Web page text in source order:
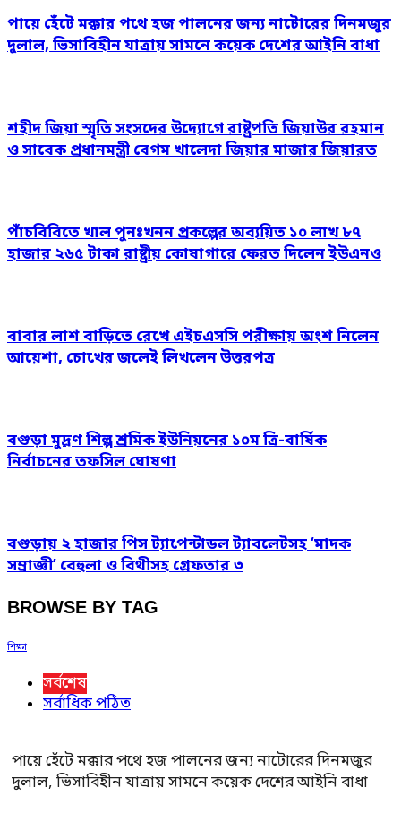
পায়ে হেঁটে মক্কার পথে হজ পালনের জন্য নাটোরের দিনমজুর
দুলাল, ভিসাবিহীন যাত্রায় সামনে কয়েক দেশের আইনি বাধা
শহীদ জিয়া স্মৃতি সংসদের উদ্যোগে রাষ্ট্রপতি জিয়াউর রহমান
ও সাবেক প্রধানমন্ত্রী বেগম খালেদা জিয়ার মাজার জিয়ারত
পাঁচবিবিতে খাল পুনঃখনন প্রকল্পের অব্যয়িত ১০ লাখ ৮৭
হাজার ২৬৫ টাকা রাষ্ট্রীয় কোষাগারে ফেরত দিলেন ইউএনও
বাবার লাশ বাড়িতে রেখে এইচএসসি পরীক্ষায় অংশ নিলেন
আয়েশা, চোখের জলেই লিখলেন উত্তরপত্র
বগুড়া মুদ্রণ শিল্প শ্রমিক ইউনিয়নের ১০ম ত্রি-বার্ষিক
নির্বাচনের তফসিল ঘোষণা
বগুড়ায় ২ হাজার পিস ট্যাপেন্টাডল ট্যাবলেটসহ ‘মাদক
সম্রাজ্ঞী’ বেহুলা ও বিথীসহ গ্রেফতার ৩
BROWSE BY TAG
শিক্ষা
সর্বশেষ
সর্বাধিক পঠিত
পায়ে হেঁটে মক্কার পথে হজ পালনের জন্য নাটোরের দিনমজুর
দুলাল, ভিসাবিহীন যাত্রায় সামনে কয়েক দেশের আইনি বাধা